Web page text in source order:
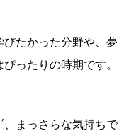
びたかった分野や、夢
ったりの時期です。
、まっさらな気持ちで